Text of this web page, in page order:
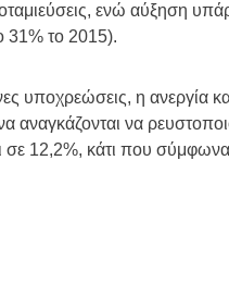
ενώ αύξηση
31% το 2015).
υποχρεώσεις, η ανεργία
αναγκάζονται να
σε 12,2%, κάτι που